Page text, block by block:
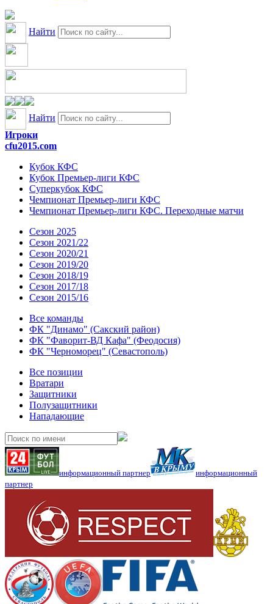
Найти
Найти
Игроки
cfu2015.com
Кубок КФС
Кубок Премьер-лиги КФС
Суперкубок КФС
Чемпионат Премьер-лиги КФС
Чемпионат Премьер-лиги КФС. Переходные матчи
Сезон 2025
Сезон 2021/22
Сезон 2020/21
Сезон 2019/20
Сезон 2018/19
Сезон 2017/18
Сезон 2015/16
Все команды
ФК "Динамо" (Сакский район)
ФК "Фаворит-ВД Кафа" (Феодосия)
ФК "Черноморец" (Севастополь)
Все позиции
Вратари
Защитники
Полузащитники
Нападающие
информационный партнер
информационный
партнер